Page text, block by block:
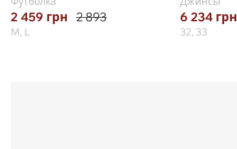
2 459 грн 2 893
M, L
6 234 грн
32, 33